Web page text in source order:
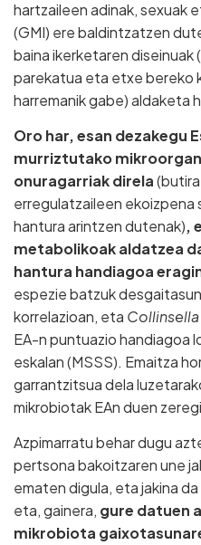
hartzaileen adinak, sexuak
(GMI) ere baldintzatzen
baina ikerketaren
parekatua eta etxe bereko
harremanik gabe) aldaketa
Oro har, esan dezakegu
murriztutako
onuragarriak direla
erregulatzaileen
hantura arintzen dutenak),
metabolikoak aldatzea
hantura handiagoa
espezie batzuk
korrelazioan, eta
EA-n puntuazio handiagoa
eskalan (MSSS). Emaitza
garrantzitsua dela
mikrobiotak EAn duen
Azpimarratu behar dugu
pertsona bakoitzaren une
ematen digula, eta jakina
eta, gainera, gure datuen
mikrobiota